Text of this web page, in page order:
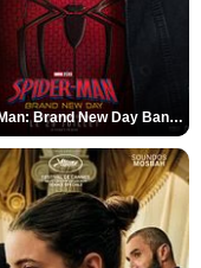
Spider-Man: Brand New Day Bande-annonce VO STFR